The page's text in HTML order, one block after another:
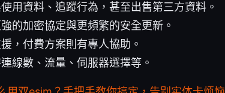
用資料、追蹤行為，甚至出售第三方資料。
的加密協定與更頻繁的安全更新。
，付費方案則有專人協助。
線數、流量、伺服器選擇等。